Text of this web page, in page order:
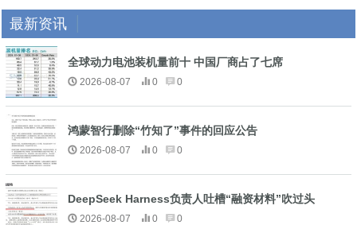
最新资讯
全球动力电池装机量前十 中国厂商占了七席
2026-08-07 0 0
鸿蒙智行删除“竹知了”事件的回应公告
2026-08-07 0 0
DeepSeek Harness负责人吐槽“融资材料”吹过头
2026-08-07 0 0